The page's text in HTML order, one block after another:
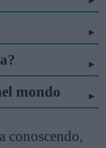
mondo
conoscendo,